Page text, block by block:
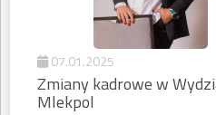
07.01.2025
Zmiany kadrowe w
Mlekpol